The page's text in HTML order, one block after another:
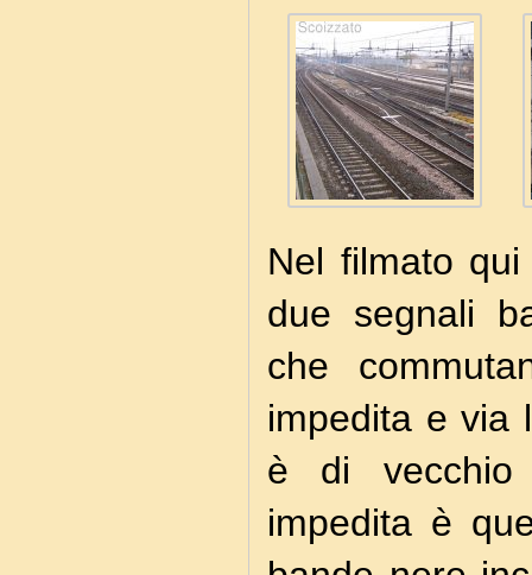
Nel filmato
due segnali
che
impedita e via
è di
impedita è